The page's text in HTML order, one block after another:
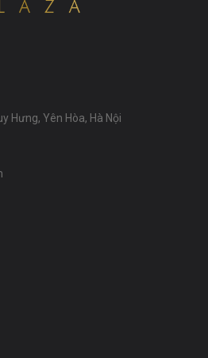
Hưng, Yên Hòa, Hà Nội